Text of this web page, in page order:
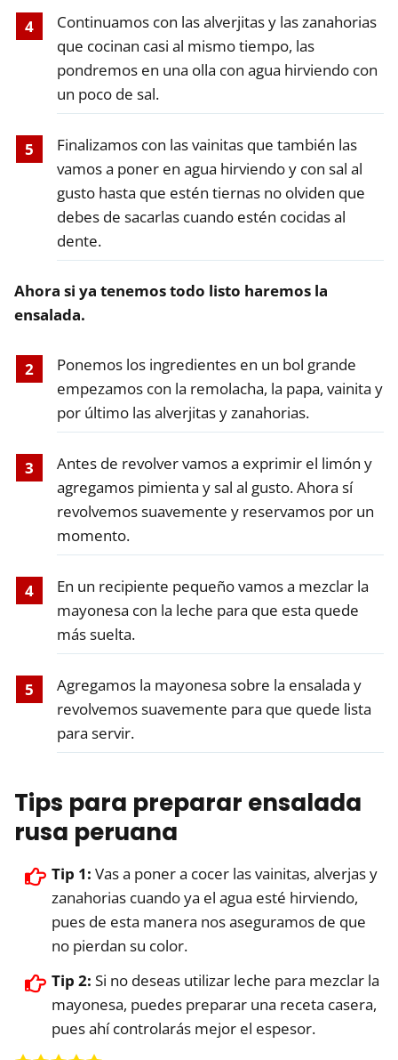
Continuamos con las alverjitas y las zanahorias
que cocinan casi al mismo tiempo, las
pondremos en una olla con agua hirviendo con
un poco de sal.
Finalizamos con las vainitas que también las
vamos a poner en agua hirviendo y con sal al
gusto hasta que estén tiernas no olviden que
debes de sacarlas cuando estén cocidas al
dente.
Ahora si ya tenemos todo listo haremos la
ensalada.
Ponemos los ingredientes en un bol grande
empezamos con la remolacha, la papa, vainita y
por último las alverjitas y zanahorias.
Antes de revolver vamos a exprimir el limón y
agregamos pimienta y sal al gusto. Ahora sí
revolvemos suavemente y reservamos por un
momento.
En un recipiente pequeño vamos a mezclar la
mayonesa con la leche para que esta quede
más suelta.
Agregamos la mayonesa sobre la ensalada y
revolvemos suavemente para que quede lista
para servir.
Tips para preparar ensalada
rusa peruana
Tip 1: Vas a poner a cocer las vainitas, alverjas y
zanahorias cuando ya el agua esté hirviendo,
pues de esta manera nos aseguramos de que
no pierdan su color.
Tip 2: Si no deseas utilizar leche para mezclar la
mayonesa, puedes preparar una receta casera,
pues ahí controlarás mejor el espesor.